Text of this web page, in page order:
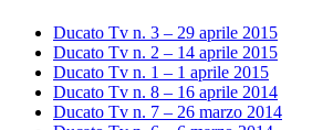
Ducato Tv n. 3 – 29 aprile 2015
Ducato Tv n. 2 – 14 aprile 2015
Ducato Tv n. 1 – 1 aprile 2015
Ducato Tv n. 8 – 16 aprile 2014
Ducato Tv n. 7 – 26 marzo 2014